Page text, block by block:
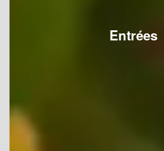
Entrées